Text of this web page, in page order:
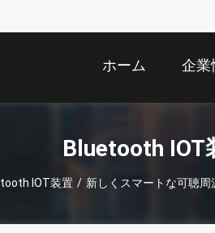
ホーム 企業
Bluetooth IOT
IOT装置 / 新しくスマートな可聴